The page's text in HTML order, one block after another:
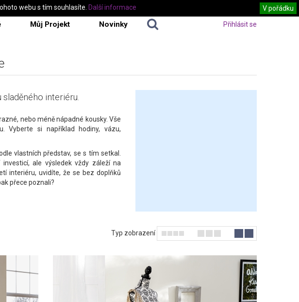
Můj Projekt Novinky Přihlásit se
interiéru.
nebo méně nápadné kousky. Vše
Vyberte si například hodiny, vázu,
vlastních představ, se s tím setkal.
ale výsledek vždy záleží na
interiéru, uvidíte, že se bez doplňků
přece poznali?
Typ zobrazení
webu s tím souhlasíte. V pořádku
Další informace